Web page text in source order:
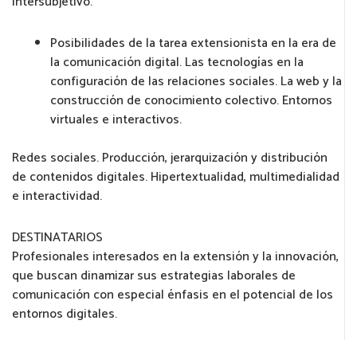
Posibilidades de la tarea extensionista en la era de
la comunicación digital. Las tecnologías en la
configuración de las relaciones sociales. La web y la
construcción de conocimiento colectivo. Entornos
virtuales e interactivos.
Redes sociales. Producción, jerarquización y distribución
de contenidos digitales. Hipertextualidad, multimedialidad
e interactividad.
DESTINATARIOS
Profesionales interesados en la extensión y la innovación,
que buscan dinamizar sus estrategias laborales de
comunicación con especial énfasis en el potencial de los
entornos digitales.